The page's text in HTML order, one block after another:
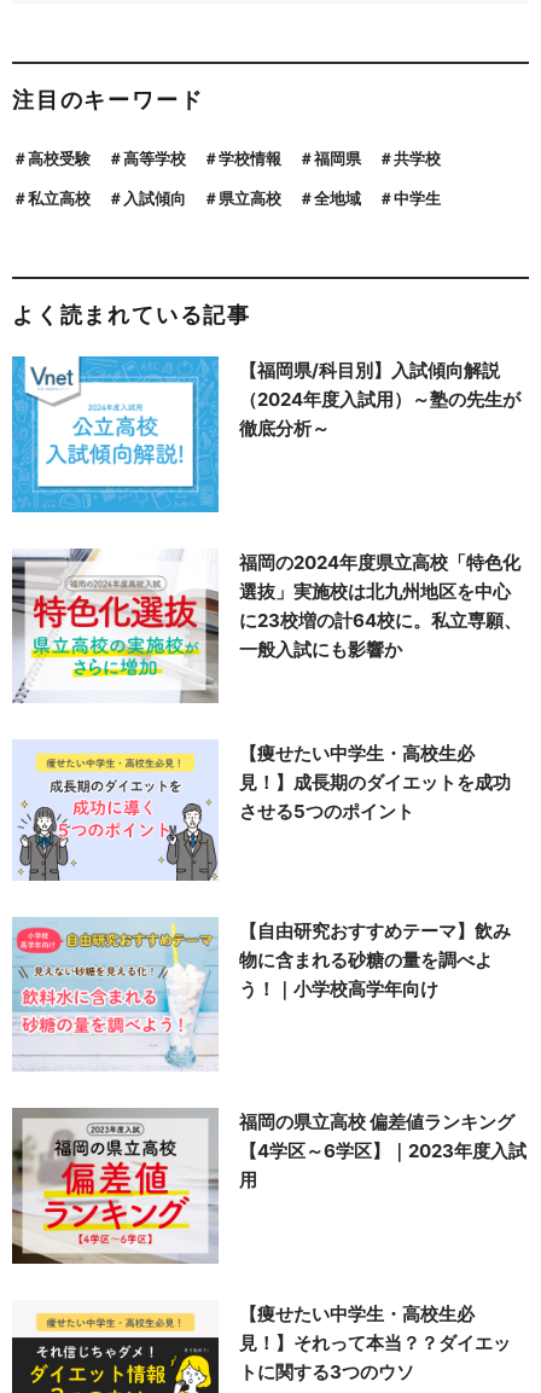
注目のキーワード
高校受験 高等学校 学校情報 福岡県 共学校
私立高校 入試傾向 県立高校 全地域 中学生
よく読まれている記事
【福岡県/科目別】入試傾向解説
（2024年度入試用）～塾の先生が
徹底分析～
福岡の2024年度県立高校「特色化
選抜」実施校は北九州地区を中心
に23校増の計64校に。私立専願、
一般入試にも影響か
【痩せたい中学生・高校生必
見！】成長期のダイエットを成功
させる5つのポイント
【自由研究おすすめテーマ】飲み
物に含まれる砂糖の量を調べよ
う！｜小学校高学年向け
福岡の県立高校 偏差値ランキング
【4学区～6学区】｜2023年度入試
用
【痩せたい中学生・高校生必
見！】それって本当？？ダイエッ
トに関する3つのウソ